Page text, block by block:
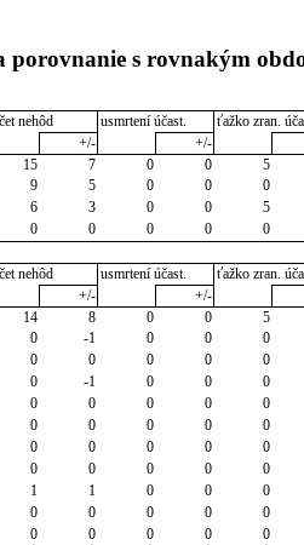
porovnanie s rovnakým
nehôd usmrtení účast. ťažko zran.
+/-
+/-
15 7 0 0 5
9 5 0 0 0
6 3 0 0 5
0 0 0 0 0
nehôd usmrtení účast. ťažko zran.
+/-
+/-
14 8 0 0 5
0 -1 0 0 0
0 0 0 0 0
0 -1 0 0 0
0 0 0 0 0
0 0 0 0 0
0 0 0 0 0
0 0 0 0 0
1 1 0 0 0
0 0 0 0 0
0 0 0 0 0